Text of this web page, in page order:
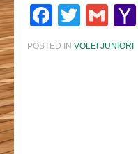
POSTED IN VOLEI JUNIORI